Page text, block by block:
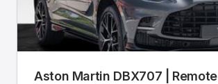
Aston Martin DBX707 | Remote